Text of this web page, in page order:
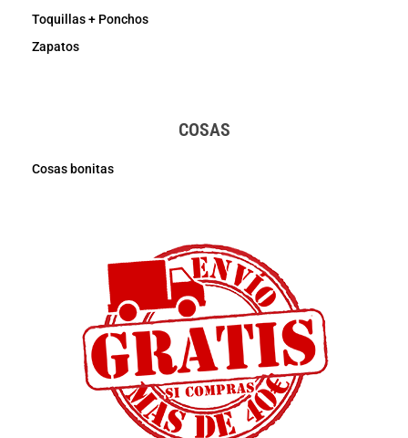
Toquillas + Ponchos
Zapatos
COSAS
Cosas bonitas